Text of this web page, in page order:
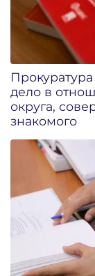
дело в
округа,
знакомого